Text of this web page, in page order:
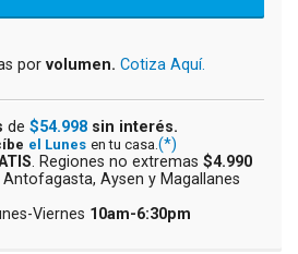
por volumen. Cotiza Aquí.
de $54.998 sin interés.
el Lunes en tu casa. (*)
. Regiones no extremas $4.990
Aysen y Magallanes
Viernes 10am-6:30pm